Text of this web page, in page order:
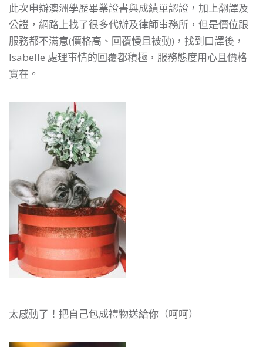
此次申辦澳洲學歷畢業證書與成績單認證，加上翻譯及
公證，網路上找了很多代辦及律師事務所，但是價位跟
服務都不滿意(價格高、回覆慢且被動)，找到口譯後，
Isabelle 處理事情的回覆都積極，服務態度用心且價格
實在。
太感動了！把自己包成禮物送給你（呵呵）